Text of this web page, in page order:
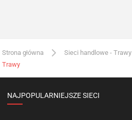
Strona główna Sieci handlowe - Trawy
Trawy
NAJPOPULARNIEJSZE SIECI